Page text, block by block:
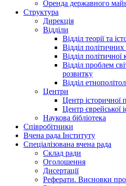
Оренда державного
Структура
Дирекція
Відділи
Відділ теорії та
Відділ політичних
Відділ політичної
Відділ проблем
розвитку
Відділ
Центри
Центр історичної
Центр єврейської
Наукова бібліотека
Співробітники
Вчена рада Інституту
Спеціалізована вчена рада
Склад ради
Оголошення
Дисертації
Реферати. Висновки